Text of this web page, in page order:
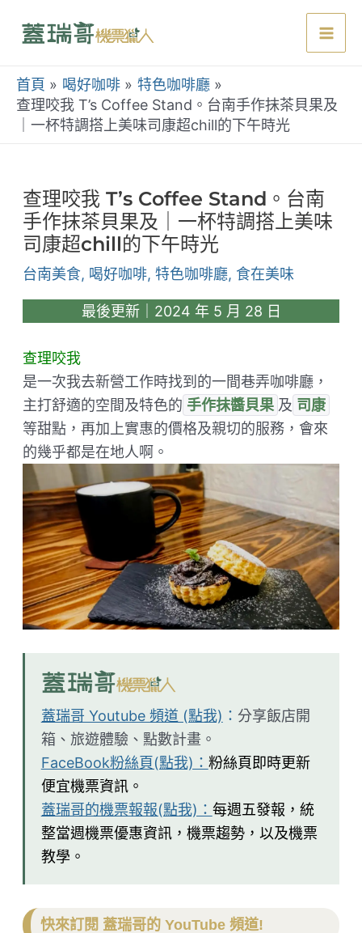
首頁 喝好咖啡
特色咖啡廳
查理咬我 T’s Coffee Stand。台南手作抹茶貝果及
｜一杯特調搭上美味司康超chill的下午時光
查理咬我 T’s Coffee Stand。台南
手作抹茶貝果及｜一杯特調搭上美味
司康超chill的下午時光
台南美食, 喝好咖啡, 特色咖啡廳, 食在美味
最後更新｜2024 年 5 月 28 日
查理咬我
是一次我去新營工作時找到的一間巷弄咖啡廳，
主打舒適的空間及特色的 手作抹醬貝果 及 司康
等甜點，再加上實惠的價格及親切的服務，會來
的幾乎都是在地人啊。
蓋瑞哥 Youtube 頻道 (點我) ： 分享飯店開
箱、旅遊體驗、點數計畫。
FaceBook粉絲頁(點我)： 粉絲頁即時更新
便宜機票資訊。
蓋瑞哥的機票報報(點我)： 每週五發報，統
整當週機票優惠資訊，機票趨勢，以及機票
教學。
快來訂閱 蓋瑞哥的 YouTube 頻道!